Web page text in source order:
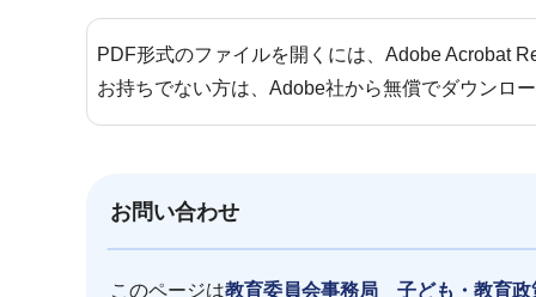
PDF形式のファイルを開くには、Adobe Acrobat
お持ちでない方は、Adobe社から無償でダウンロー
お問い合わせ
このページは教育委員会事務局 子ども・教育政